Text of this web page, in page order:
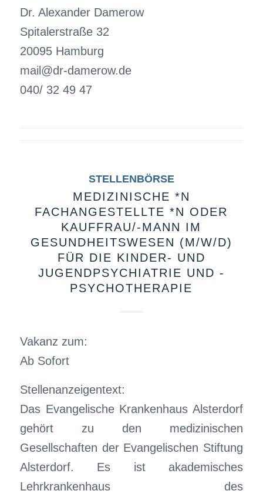
Dr. Alexander Damerow
Spitalerstraße 32
20095 Hamburg
mail@dr-damerow.de
040/ 32 49 47
STELLENBÖRSE
MEDIZINISCHE *N
FACHANGESTELLTE *N ODER
KAUFFRAU/-MANN IM
GESUNDHEITSWESEN (M/W/D)
FÜR DIE KINDER- UND
JUGENDPSYCHIATRIE UND -
PSYCHOTHERAPIE
Vakanz zum:
Ab Sofort
Stellenanzeigentext:
Das Evangelische Krankenhaus Alsterdorf
gehört zu den medizinischen
Gesellschaften der Evangelischen Stiftung
Alsterdorf. Es ist akademisches
Lehrkrankenhaus des